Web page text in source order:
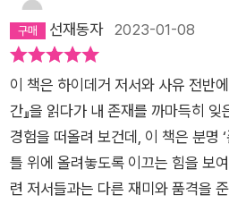
서 존재 자체로 사유의 방향을 틀어
고자 한다. 심오한 하이데거라고 해
을 필요는 없다. 저자는 사상을 다룬
치로 일반인도 쉽게 읽을 수 있게 하
리, 전달하고 있다. 그것은 오랜 시
하게 읽어내며, 하이데거 사상의 핵
그물망을 치듯 촘촘히 직조해내고,
의 언어로 정확하면서도 자상하고
선재동자2023-01-08
이 책은 하이데거 저서와 사유 전반에
간』을 읽다가 내 존재를 까마득히
경험을 떠올려 보건데, 이 책은 분명
틀 위에 올려놓도록 이끄는 힘을 보
련 저서들과는 다른 재미와 품격을